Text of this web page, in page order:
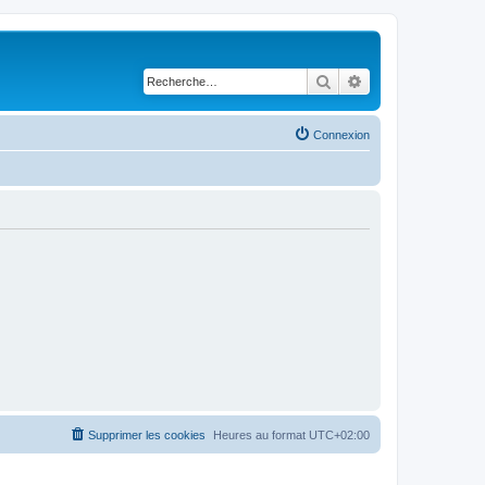
Rechercher
Connexion
Heures au format UTC+02:00
Supprimer les cookies